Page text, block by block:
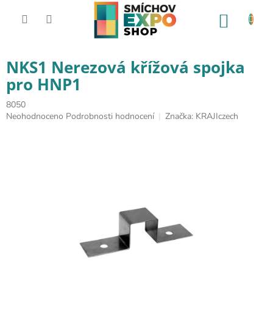
NKS1 Nerezová křížová spojka
pro HNP1
8050
Průměrné hodnocení produktu je 0,0 z 5 hvězdiček.
Neohodnoceno Podrobnosti hodnocení Značka: KRAJIczech